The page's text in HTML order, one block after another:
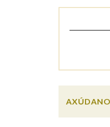
OUTRAS
Marcas